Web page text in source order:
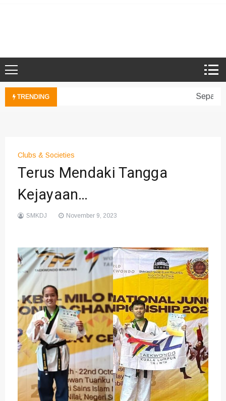
TRENDING
Clubs & Societies
Terus Mendaki Tangga
Kejayaan…
SMKDJ November 9, 2023